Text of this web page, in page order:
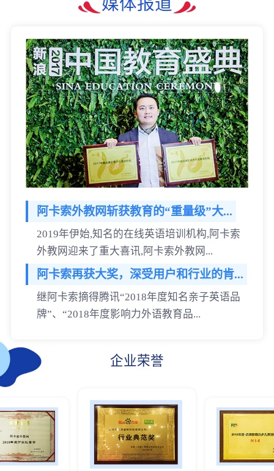
阿卡索外教网斩获教育的“重量级”大...
2019年伊始,知名的在线英语培训机构,阿卡索
外教网迎来了重大喜讯,阿卡索外教网...
阿卡索再获大奖，深受用户和行业的肯...
继阿卡索摘得腾讯“2018年度知名亲子英语品
牌”、“2018年度影响力外语教育品...
企业荣誉